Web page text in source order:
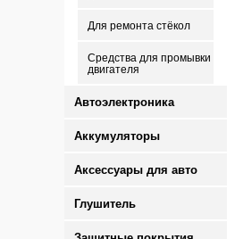
Для ремонта стёкол
Средства для промывки
двигателя
Автоэлектроника
Аккумуляторы
Аксессуары для авто
Глушитель